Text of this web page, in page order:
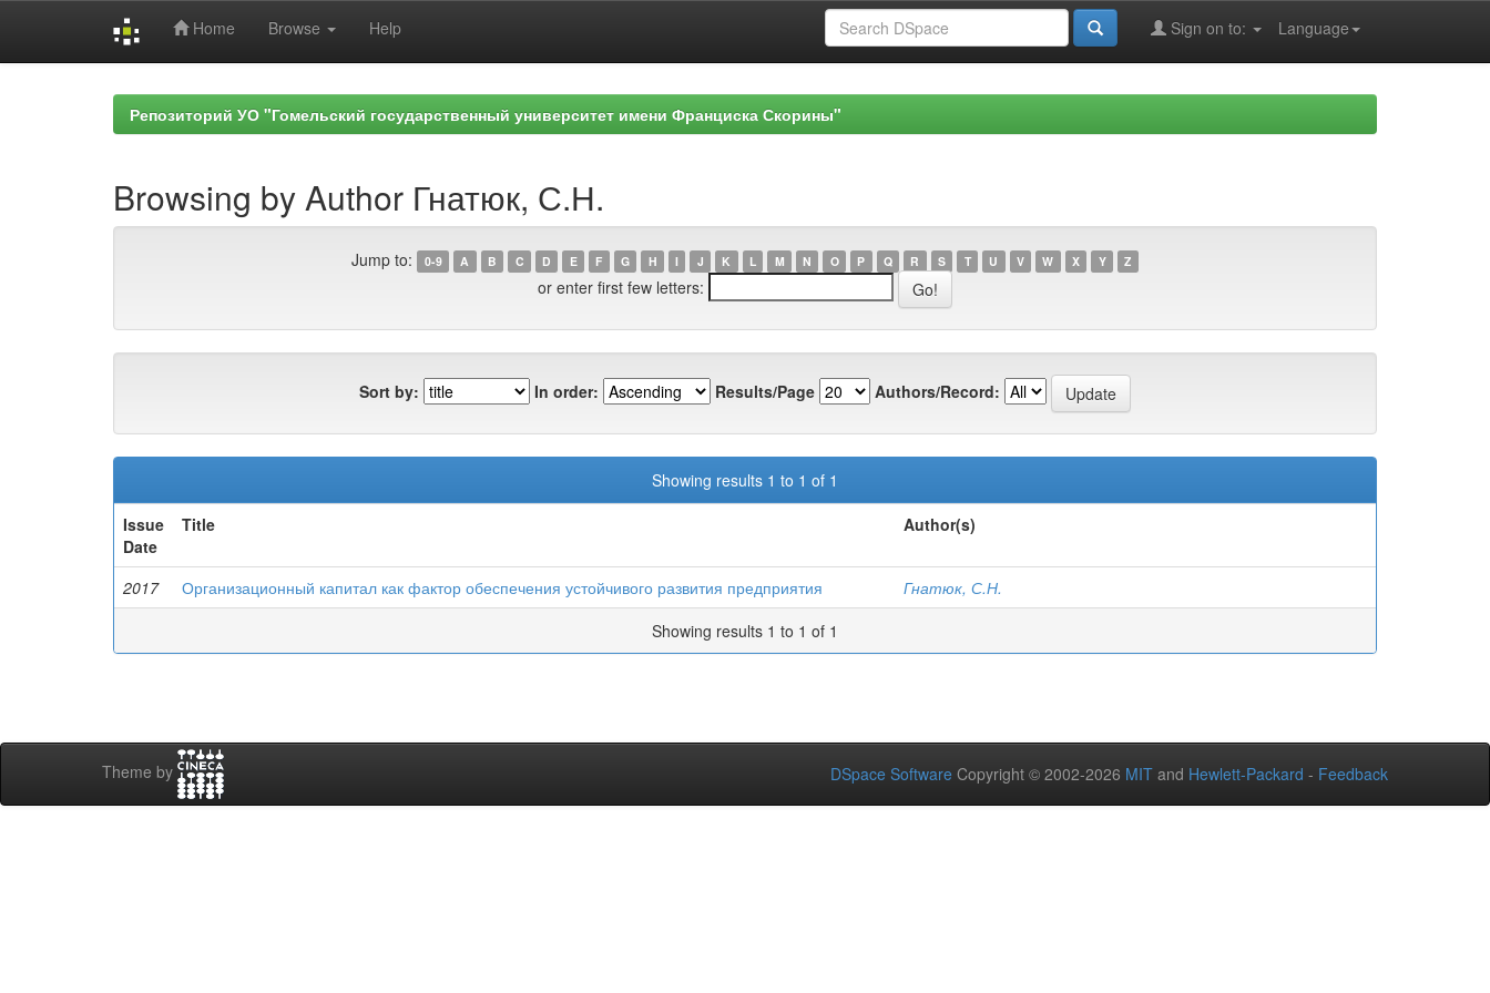
Home Browse Help Language
Sign on to:
Репозиторий УО "Гомельский государственный университет имени Франциска Скорины"
Browsing by Author Гнатюк, С.Н.
Jump to: 0-9 A B C D E F G H I J K L M N O P Q R S T U V W X Y Z
or enter first few letters:
Sort by: In order: Results/Page Authors/Record:
Showing results 1 to 1 of 1
Issue
Date
Title Author(s)
2017 Организационный капитал как фактор обеспечения устойчивого развития предприятия
Гнатюк, С.Н.
Showing results 1 to 1 of 1
Theme by DSpace Software Copyright © 2002-2026 MIT and Hewlett-Packard - Feedback